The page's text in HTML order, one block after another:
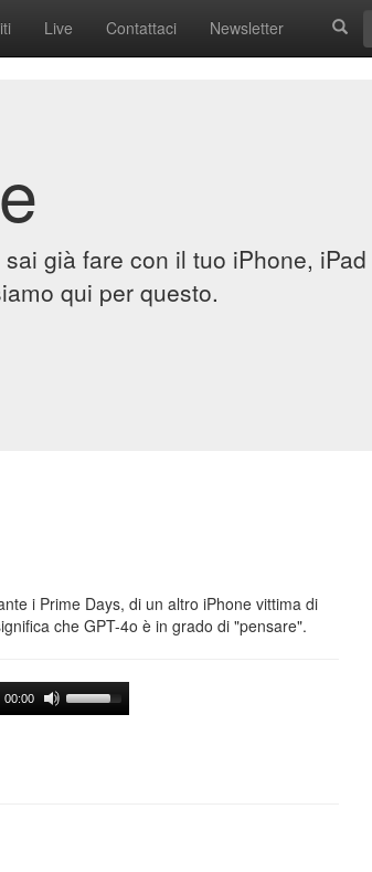
Live Contattaci Newsletter
già fare con il tuo iPhone,
qui per questo.
i Prime Days, di un altro iPhone vittima di
che GPT-4o è in grado di "pensare".
00:00